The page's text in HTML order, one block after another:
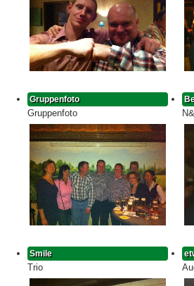
Gruppenfoto
Gruppenfoto
Smile
Trio